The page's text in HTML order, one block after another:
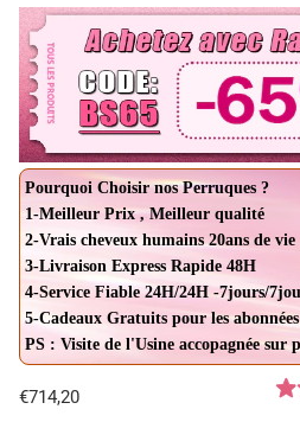
Pourquoi Choisir nos Perruques ?
1-Meilleur Prix , Meilleur qualité
2-Vrais cheveux humains 20ans de vie
3-Livraison Express Rapide 48H
4-Service Fiable 24H/24H -7jours/
5-Cadeaux Gratuits pour les abonnées
PS : Visite de l'Usine accopagnée sur
€714,20